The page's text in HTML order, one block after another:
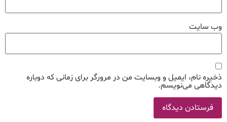
وب‌ سایت
ذخیره نام، ایمیل و وبسایت من در مرورگر برای زمانی که دوباره
دیدگاهی می‌نویسم.